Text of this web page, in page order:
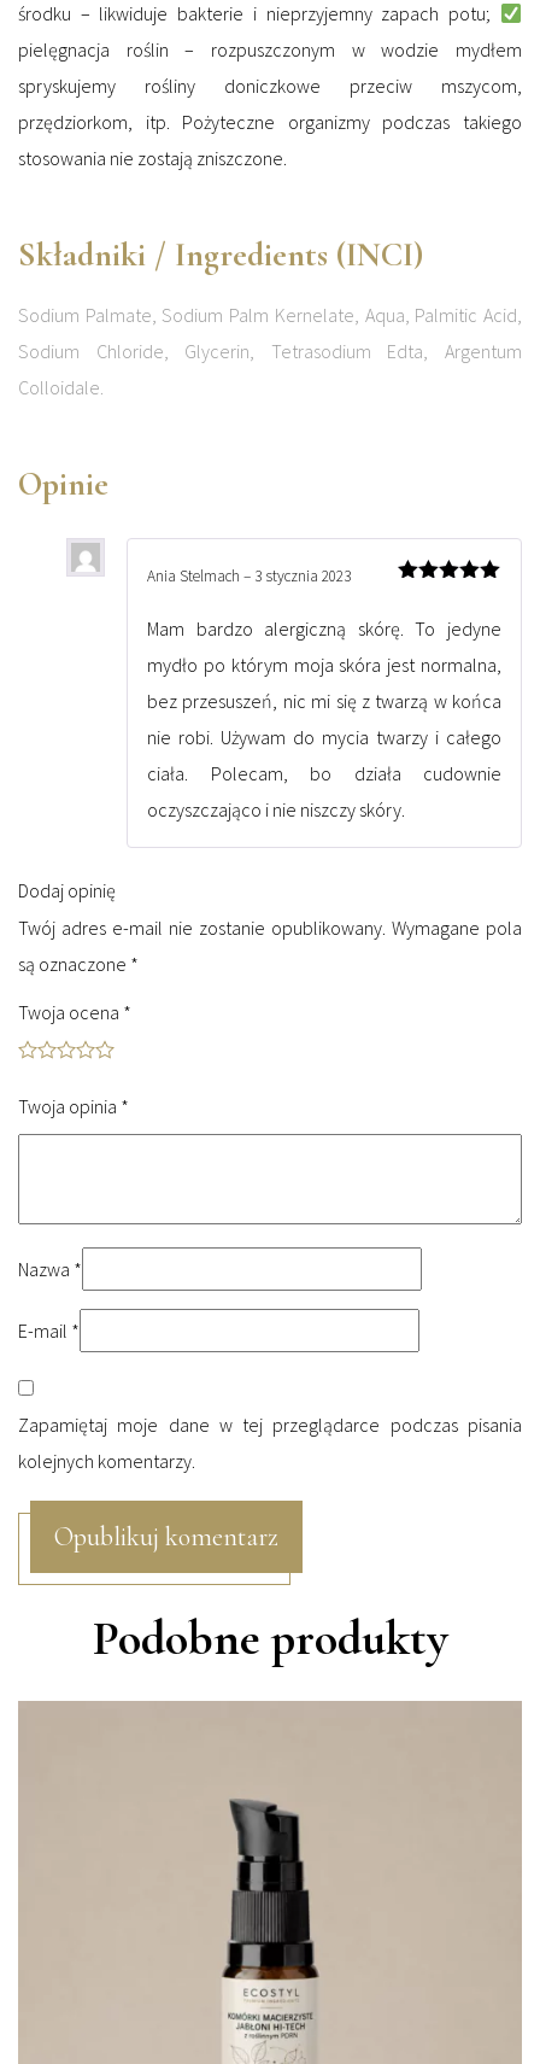
środku – likwiduje bakterie i nieprzyjemny zapach potu;
pielęgnacja roślin – rozpuszczonym w wodzie mydłem
spryskujemy rośliny doniczkowe przeciw mszycom,
przędziorkom, itp. Pożyteczne organizmy podczas takiego
stosowania nie zostają zniszczone.
Składniki / Ingredients (INCI)
Sodium Palmate, Sodium Palm Kernelate, Aqua, Palmitic Acid,
Sodium Chloride, Glycerin, Tetrasodium Edta, Argentum
Colloidale.
Opinie
Ania Stelmach – 3 stycznia 2023
Mam bardzo alergiczną skórę. To jedyne
mydło po którym moja skóra jest normalna,
bez przesuszeń, nic mi się z twarzą w końca
nie robi. Używam do mycia twarzy i całego
ciała. Polecam, bo działa cudownie
oczyszczająco i nie niszczy skóry.
Dodaj opinię
Twój adres e-mail nie zostanie opublikowany. Wymagane pola
są oznaczone *
Twoja ocena *
Twoja opinia *
Nazwa *
E-mail *
Zapamiętaj moje dane w tej przeglądarce podczas pisania
kolejnych komentarzy.
Podobne produkty